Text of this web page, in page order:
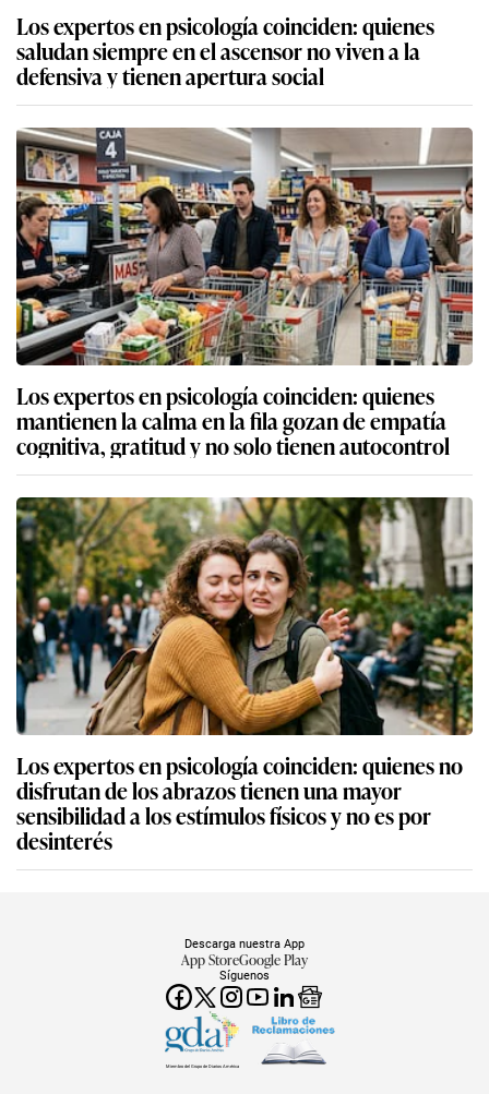
Los expertos en psicología coinciden: quienes
saludan siempre en el ascensor no viven a la
defensiva y tienen apertura social
Los expertos en psicología coinciden: quienes
mantienen la calma en la fila gozan de empatía
cognitiva, gratitud y no solo tienen autocontrol
Los expertos en psicología coinciden: quienes no
disfrutan de los abrazos tienen una mayor
sensibilidad a los estímulos físicos y no es por
desinterés
Síguenos
Descarga nuestra App
App StoreGoogle Play
Miembro del Grupo de Diarios América